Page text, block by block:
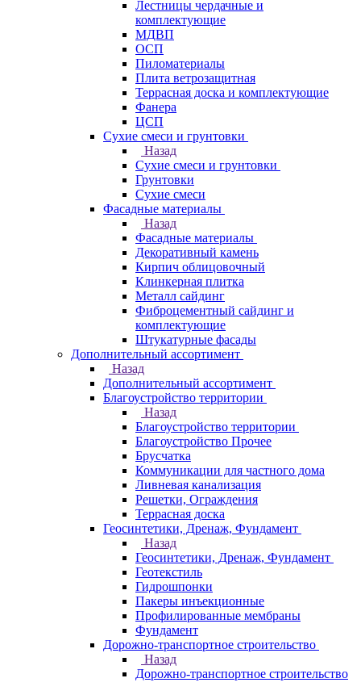
Лестницы чердачные и
комплектующие
МДВП
ОСП
Пиломатериалы
Плита ветрозащитная
Террасная доска и комплектующие
Фанера
ЦСП
Сухие смеси и грунтовки
Назад
Сухие смеси и грунтовки
Грунтовки
Сухие смеси
Фасадные материалы
Назад
Фасадные материалы
Декоративный камень
Кирпич облицовочный
Клинкерная плитка
Металл сайдинг
Фиброцементный сайдинг и
комплектующие
Штукатурные фасады
Дополнительный ассортимент
Назад
Дополнительный ассортимент
Благоустройство территории
Назад
Благоустройство территории
Благоустройство Прочее
Брусчатка
Коммуникации для частного дома
Ливневая канализация
Решетки, Ограждения
Террасная доска
Геосинтетики, Дренаж, Фундамент
Назад
Геосинтетики, Дренаж, Фундамент
Геотекстиль
Гидрошпонки
Пакеры инъекционные
Профилированные мембраны
Фундамент
Дорожно-транспортное строительство
Назад
Дорожно-транспортное строительство